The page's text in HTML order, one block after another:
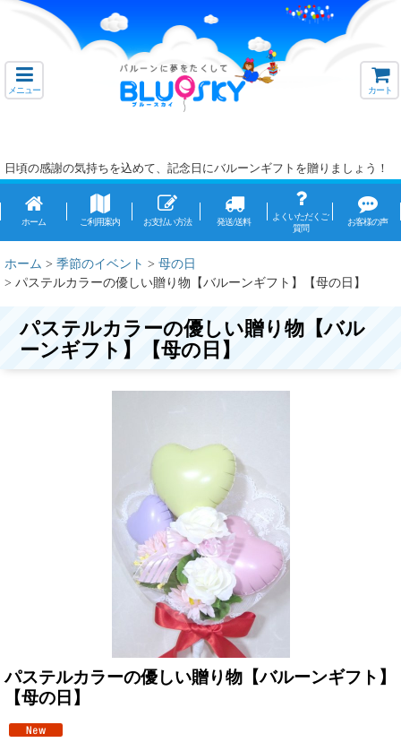
日頃の感謝の気持ちを込めて、記念日にバルーンギフトを贈りましょう！
メニュー カート
ホーム ご利用案内 お支払い方法 発送/送料
よくいただくご
質問
お客様の声
ホーム > 季節のイベント > 母の日
> パステルカラーの優しい贈り物【バルーンギフト】【母の日】
パステルカラーの優しい贈り物【バル
ーンギフト】【母の日】
パステルカラーの優しい贈り物【バルーンギフト】
【母の日】